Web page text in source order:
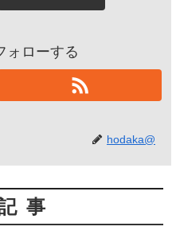
ォローする
hodaka@
事